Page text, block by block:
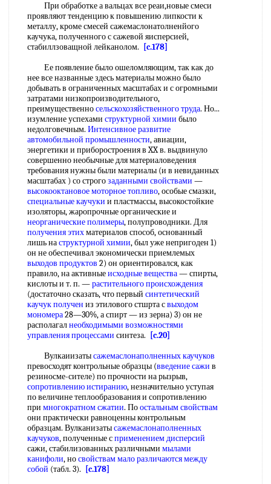
При обработке а вальцах все реаи,новые смеси
проявляют тенденцию к повышению липкости к
металлу, кроме смесей сажемаслонатолненйого
каучука, полученного с сажевой яисперсией,
стабиллзоващной лейканолом.
[c.178]
Ее появление было ошеломляющим, так как до
нее все названные здесь материалы можно было
добывать в ограниченных масштабах и с огромными
затратами низкопроизводительного,
преимущественносельскохозяйственного труда. Но...
изумление успехами структурной химии было
недолговечным. Интенсивное развитие
автомобильной промышленности, авиации,
энергетики и приборостроения в XX в. выдвинуло
совершенно необычные для материаловедения
требования нужны были материалы (и в невиданных
масштабах ) со строгозаданными свойствами —
высокооктановое моторное топливо, особые смазки,
специальные каучуки и пластмассы, высокостойкие
изоляторы, жаропрочные органические и
неорганические полимеры, полупроводники. Для
получения этихматериалов способ, основанный
лишь наструктурной химии, был уже непригоден 1)
он не обеспечивал экономически приемлемых
выходов продуктов 2) он ориентировался, как
правило, на активныеисходные вещества— спирты,
кислоты и т. п. —растительного происхождения
(достаточно сказать, что первый синтетический
каучук получен из этилового стшрта свыходом
мономера28—30%, а спирт — из зерна) 3) он не
располагалнеобходимыми возможностями
управления процессами синтеза.
[c.20]
Вулкаиизатысажемаслонаполненных каучуков
превосходят контрольные образцы (введение сажи в
резиносме-сителе) по прочности на рызрыв,
сопротивлению истиранию, незначительно уступая
по величине теплообразования и сопротивлению
при многократном сжатии. Поостальным свойствам
они практически равноценны контрольным
образцам. Вулканизатысажемаслонаполненных
каучуков, полученные сприменением дисперсий
сажи, стабилизованных различными мылами
канифоли, носвойствам малоразличаются между
собой (табл. 3).
[c.178]